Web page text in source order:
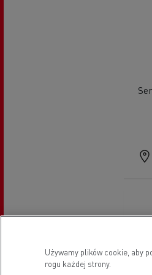
Używamy plików cookie, aby
rogu każdej strony.